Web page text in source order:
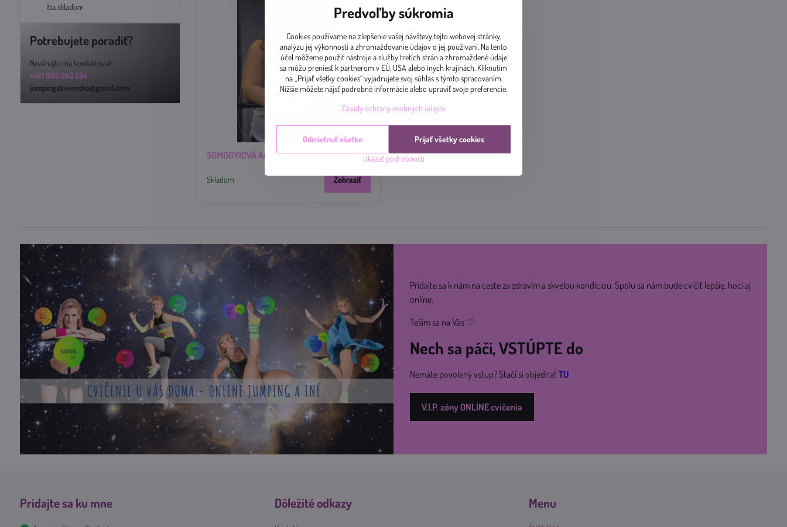
SOMOGYIOVÁ Andrea
Skladom Zobraziť
Iba skladom
Potrebujete poradiť?
Neváhajte ma kontaktovať:
+421 905 243 554
jumpingslovensko@gmail.com
Pridajte sa k nám na ceste za zdravím a skvelou kondíciou. Spolu sa nám bude cvičiť lepšie, hoci aj
online.
Teším sa na Vás ♡
Nech sa páči, VSTÚPTE do
Nemáte povolený vstup? Stačí si objednaťTU
V.I.P. zóny ONLINE cvičenia
Pridajte sa ku mne Dôležité odkazy Menu
Predvoľby súkromia
Cookies používame na zlepšenie vašej návštevy tejto webovej stránky,
analýzu jej výkonnosti a zhromažďovanie údajov o jej používaní. Na tento
účel môžeme použiť nástroje a služby tretích strán a zhromaždené údaje
sa môžu preniesť k partnerom v EÚ, USA alebo iných krajinách. Kliknutím
na „Prijať všetky cookies“ vyjadrujete svoj súhlas s týmto spracovaním.
Nižšie môžete nájsť podrobné informácie alebo upraviť svoje preferencie.
Zásady ochrany osobných údajov
Ukázať podrobnosti
Prijať všetky cookies
Odmietnuť všetko